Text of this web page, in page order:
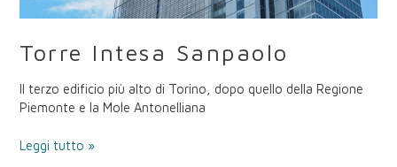
Torre Intesa Sanpaolo
Il terzo edificio più alto di Torino, dopo quello della Regione
Piemonte e la Mole Antonelliana
Leggi tutto »